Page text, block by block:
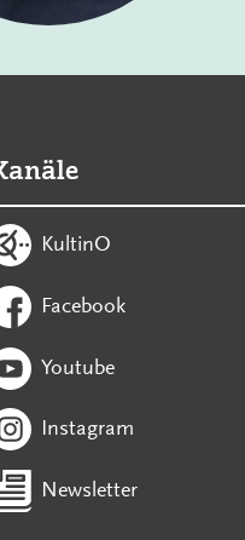
KultinO
Facebook
Youtube
Instagram
Newsletter